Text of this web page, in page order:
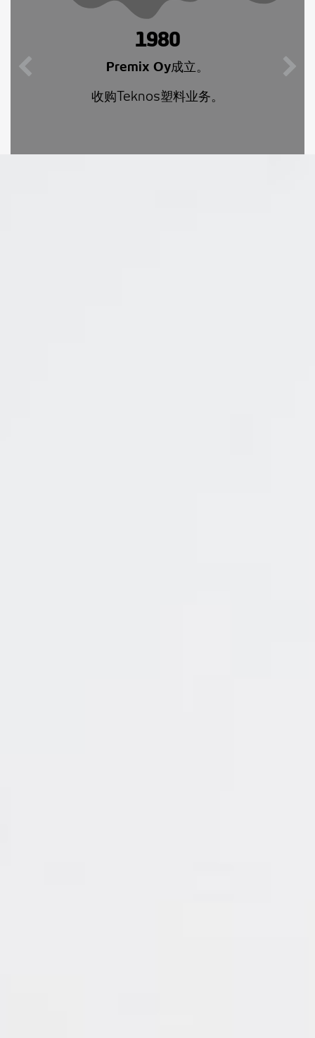
1980
Premix Oy成立。
收购Teknos塑料业务。